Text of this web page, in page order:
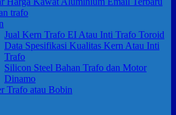
trafo
Jual Kern Trafo EI Atau Inti Trafo Toroid
Data Spesifikasi Kualitas Kern Atau Inti
Trafo
Silicon Steel Bahan Trafo dan Motor
Dinamo
Trafo atau Bobin